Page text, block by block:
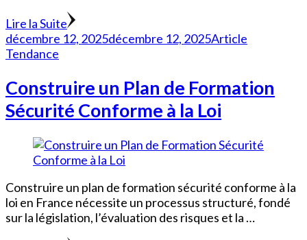
Lire la Suite
décembre 12, 2025décembre 12, 2025Article
Tendance
Construire un Plan de Formation
Sécurité Conforme à la Loi
Construire un plan de formation sécurité conforme à la
loi en France nécessite un processus structuré, fondé
sur la législation, l’évaluation des risques et la …